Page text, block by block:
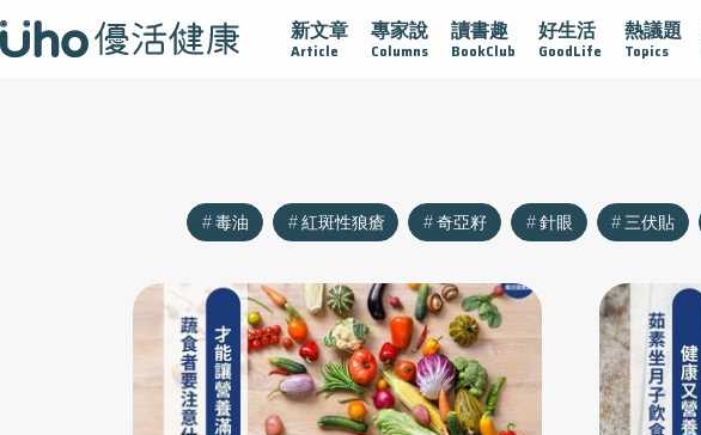
新文章
Article
專家說
Columns
讀書趣
BookClub
好生活
GoodLife
熱議題
Topics
黏 守護腺在 疫情保衛戰 再生醫學 愛的未來視 認識攝護腺肥大
毒油 紅斑性狼瘡 奇亞籽 針眼 三伏貼